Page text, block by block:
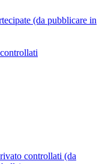
(da pubblicare in
controllati (da